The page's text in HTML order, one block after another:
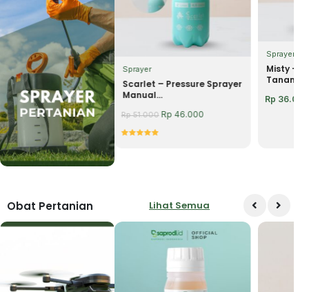
– Botol Sprayer
Sprayer
Scarlet – Pressure Sprayer
Manual...
Rp51.000 Rp 46.000
Sprayer
Misty –
Rp 36.000
Obat Pertanian Lihat Semua